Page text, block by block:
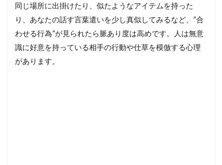
同じ場所に出掛けたり、似たようなアイテムを持った
り、あなたの話す言葉遣いを少し真似してみるなど、“合
わせる行為”が見られたら脈あり度は高めです。人は無意
識に好意を持っている相手の行動や仕草を模倣する心理
があります。